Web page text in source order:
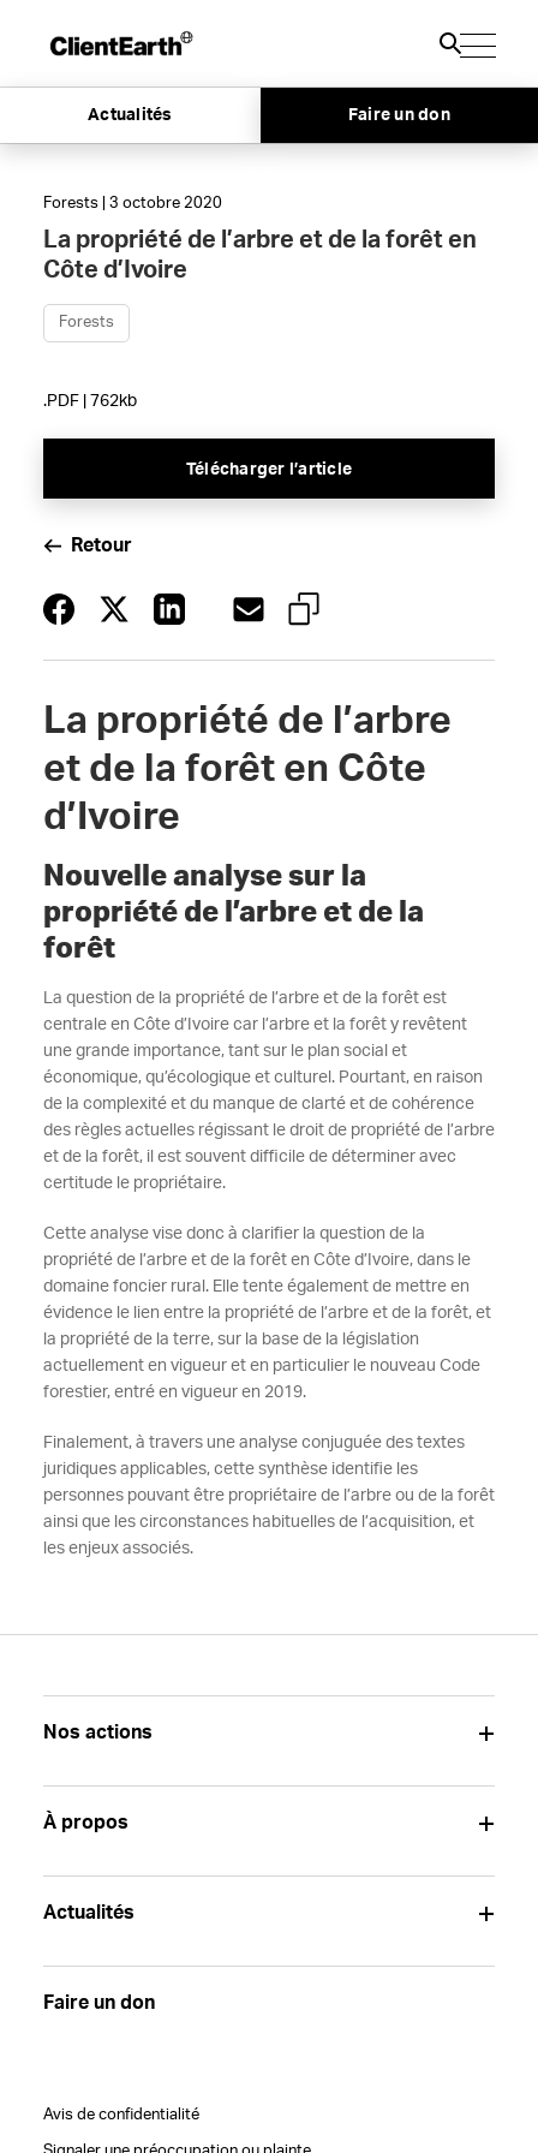
Actualités Faire un don
Forests | 3 octobre 2020
La propriété de l’arbre et de la forêt en
Côte d’Ivoire
Forests
.PDF | 762kb
Télécharger l’article
Retour
La propriété de l’arbre
et de la forêt en Côte
d’Ivoire
Nouvelle analyse sur la
propriété de l’arbre et de la
forêt
La question de la propriété de l’arbre et de la forêt est
centrale en Côte d’Ivoire car l’arbre et la forêt y revêtent
une grande importance, tant sur le plan social et
économique, qu’écologique et culturel. Pourtant, en raison
de la complexité et du manque de clarté et de cohérence
des règles actuelles régissant le droit de propriété de l’arbre
et de la forêt, il est souvent difficile de déterminer avec
certitude le propriétaire.
Cette analyse vise donc à clarifier la question de la
propriété de l’arbre et de la forêt en Côte d’Ivoire, dans le
domaine foncier rural. Elle tente également de mettre en
évidence le lien entre la propriété de l’arbre et de la forêt, et
la propriété de la terre, sur la base de la législation
actuellement en vigueur et en particulier le nouveau Code
forestier, entré en vigueur en 2019.
Finalement, à travers une analyse conjuguée des textes
juridiques applicables, cette synthèse identifie les
personnes pouvant être propriétaire de l’arbre ou de la forêt
ainsi que les circonstances habituelles de l’acquisition, et
les enjeux associés.
Nos actions
À propos
Actualités
Faire un don
Avis de confidentialité